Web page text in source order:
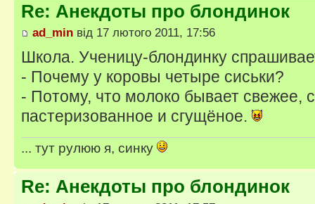
Re: Анекдоты про блондинок
ad_min від 17 лютого 2011, 17:56
Школа. Ученицу-блондинку
- Почему у коровы четыре сиськи?
- Потому, что молоко бывает свежее,
пастеризованное и сгущёное.
... тут рулюю я, синку
Re: Анекдоты про блондинок